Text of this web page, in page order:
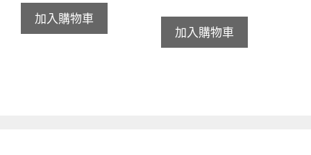
加入購物車
加入購物車